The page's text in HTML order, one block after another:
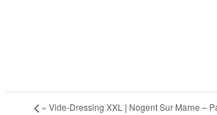
« Vide-Dressing XXL | Nogent Sur Marne –